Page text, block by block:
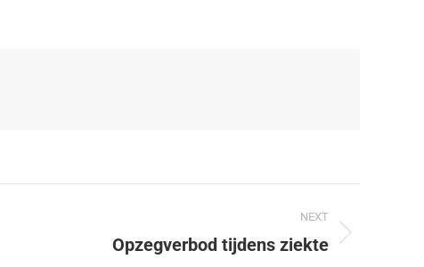
NEXT
Opzegverbod tijdens ziekte